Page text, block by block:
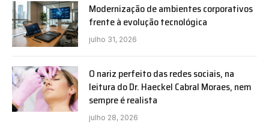
Modernização de ambientes corporativos
frente à evolução tecnológica
julho 31, 2026
O nariz perfeito das redes sociais, na
leitura do Dr. Haeckel Cabral Moraes, nem
sempre é realista
julho 28, 2026